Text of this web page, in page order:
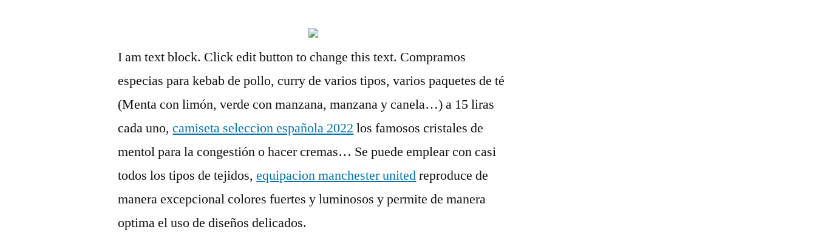
I am text block. Click edit button to change this text. Compramos
especias para kebab de pollo, curry de varios tipos, varios paquetes de té
(Menta con limón, verde con manzana, manzana y canela…) a 15 liras
cada uno,camiseta seleccion española 2022 los famosos cristales de
mentol para la congestión o hacer cremas… Se puede emplear con casi
todos los tipos de tejidos,equipacion manchester unitedreproduce de
manera excepcional colores fuertes y luminosos y permite de manera
optima el uso de diseños delicados.